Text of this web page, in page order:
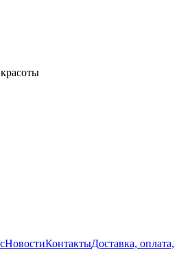
НовостиКонтактыДоставка, оплата,